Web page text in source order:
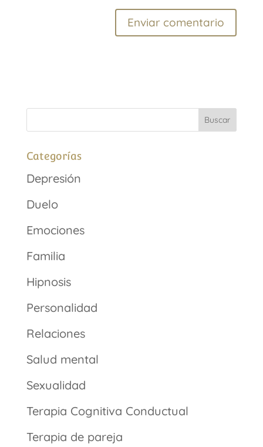
Categorías
Depresión
Duelo
Emociones
Familia
Hipnosis
Personalidad
Relaciones
Salud mental
Sexualidad
Terapia Cognitiva Conductual
Terapia de pareja